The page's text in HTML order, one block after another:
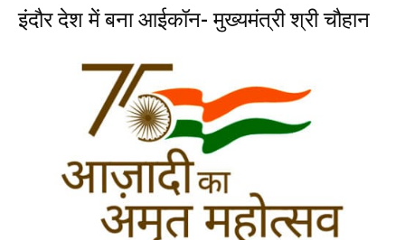
इंदौर देश में बना आईकॉन- मुख्यमंत्री श्री चौहान